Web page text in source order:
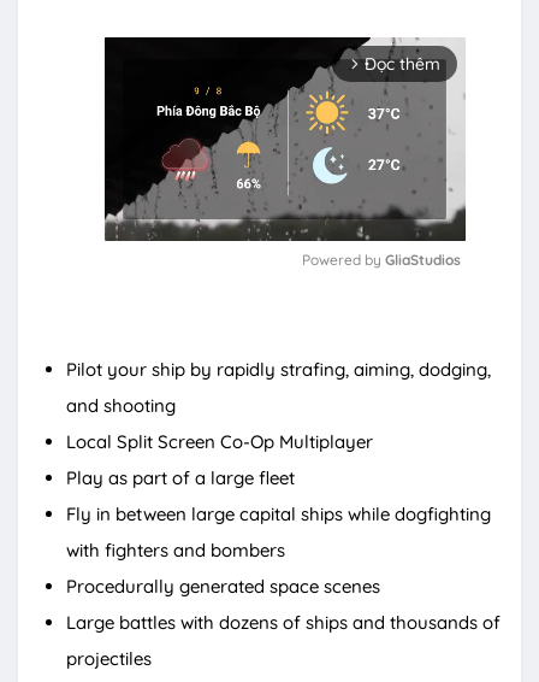
arrow_forward_ios Đọc thêm
e
Powered by GliaStudios
Pilot your ship by rapidly strafing, aiming, dodging,
and shooting
Local Split Screen Co-Op Multiplayer
Play as part of a large fleet
Fly in between large capital ships while dogfighting
with fighters and bombers
Procedurally generated space scenes
Large battles with dozens of ships and thousands of
projectiles